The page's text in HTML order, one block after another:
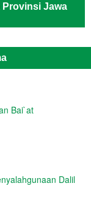
Provinsi Jawa
Bai`at
Dalil